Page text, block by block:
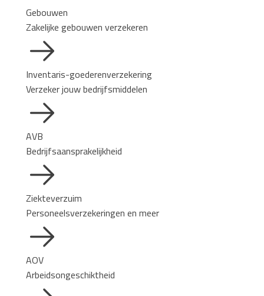
Gebouwen
Zakelijke gebouwen verzekeren
Inventaris-goederenverzekering
Verzeker jouw bedrijfsmiddelen
AVB
Bedrijfsaansprakelijkheid
Ziekteverzuim
Personeelsverzekeringen en meer
AOV
Arbeidsongeschiktheid